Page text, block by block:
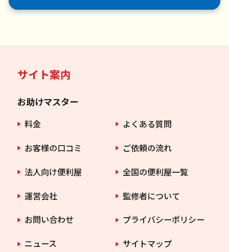
サイト案内
お助けマスター
料金
よくある質問
お客様の口コミ
ご依頼の流れ
法人向け便利屋
全国の便利屋一覧
運営会社
監修者について
お問い合わせ
プライバシーポリシー
ニュース
サイトマップ